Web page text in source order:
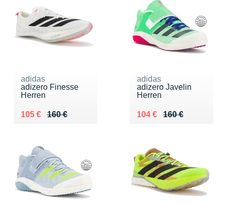
adidas
adizero Finesse
Herren
160 €
Au lieu de 160 €
105 €
Vendu 105 €
adidas
adizero Javelin
Herren
160 €
Au lieu de 160 €
104 €
Vendu 104 €